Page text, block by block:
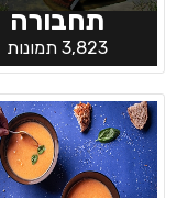
תחבורה
3,823 תמונות